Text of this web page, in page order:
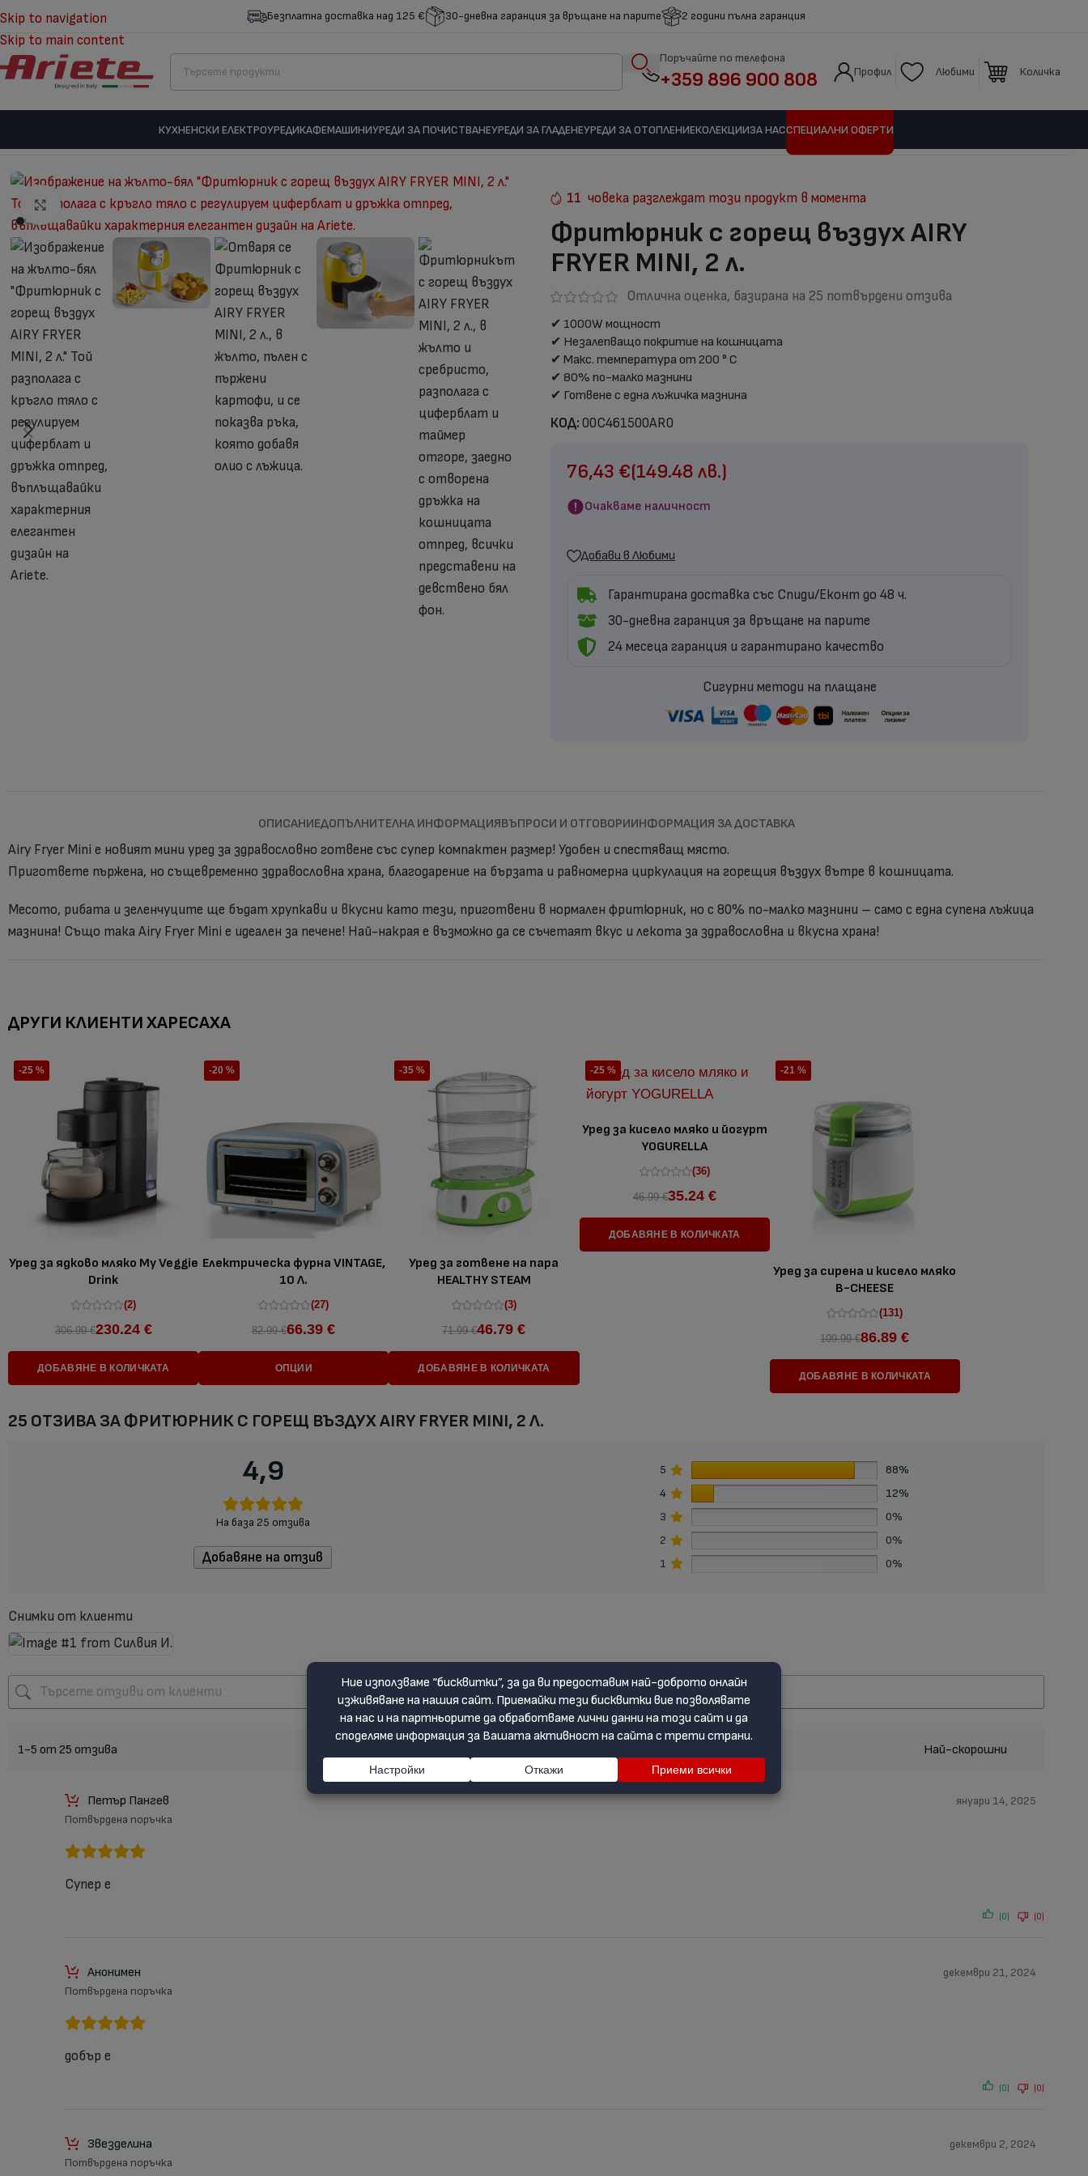
Skip to navigation
Skip to main content
Безплатна доставка над 125 € 30-дневна гаранция за връщане на парите 2 години пълна гаранция
Поръчайте по телефона
+359 896 900 808 Профил Любими Количка
КУХНЕНСКИ ЕЛЕКТРОУРЕДИКАФЕМАШИНИУРЕДИ ЗА ПОЧИСТВАНЕУРЕДИ ЗА ГЛАДЕНЕУРЕДИ ЗА ОТОПЛЕНИЕКОЛЕКЦИИЗА НАССПЕЦИАЛНИ ОФЕРТИ
Кухненски електроуреди/Еър фрайър/Фритюрник с горещ въздух AIRY FRYER MINI, 2 л.
Отвори на голям екран 11 човека разглеждат този продукт в момента
Фритюрник с горещ въздух AIRY
FRYER MINI, 2 л.
Отлична оценка, базирана на 25 потвърдени отзива
✔ 1000W мощност
✔ Незалепващо покритие на кошницата
✔ Макс. температура от 200 ° С
✔ 80% по-малко мазнини
✔ Готвене с една лъжичка мазнина
КОД: 00C461500AR0
76,43 €(149.48 лв.)
Очакваме наличност
Добави в Любими
Гарантирана доставка със Спиди/Еконт до 48 ч.
30-дневна гаранция за връщане на парите
24 месеца гаранция и гарантирано качество
Сигурни методи на плащане
ОПИСАНИЕДОПЪЛНИТЕЛНА ИНФОРМАЦИЯВЪПРОСИ И ОТГОВОРИИНФОРМАЦИЯ ЗА ДОСТАВКА
Airy Fryer Mini е новият мини уред за здравословно готвене със супер компактен размер! Удобен и спестяващ място.
Пригответе пържена, но същевременно здравословна храна, благодарение на бързата и равномерна циркулация на горещия въздух вътре в кошницата.
Месото, рибата и зеленчуците ще бъдат хрупкави и вкусни като тези, приготвени в нормален фритюрник, но с 80% по-малко мазнини – само с една супена лъжица
мазнина! Също така Airy Fryer Mini е идеален за печене! Най-накрая е възможно да се съчетаят вкус и лекота за здравословна и вкусна храна!
ДРУГИ КЛИЕНТИ ХАРЕСАХА
-25 %
Уред за ядково мляко My Veggie
Drink
(2)
306.99 €230.24 €
ДОБАВЯНЕ В КОЛИЧКАТА
-20 %
Електрическа фурна VINTAGE,
10 Л.
(27)
82.99 €66.39 €
ОПЦИИ
-35 %
Уред за готвене на пара
HEALTHY STEAM
(3)
71.99 €46.79 €
ДОБАВЯНЕ В КОЛИЧКАТА
-25 %
Уред за кисело мляко и йогурт
YOGURELLA
(36)
46.99 €35.24 €
ДОБАВЯНЕ В КОЛИЧКАТА
-21 %
Уред за сирена и кисело мляко
B-CHEESE
(131)
109.99 €86.89 €
ДОБАВЯНЕ В КОЛИЧКАТА
25 ОТЗИВА ЗАФРИТЮРНИК С ГОРЕЩ ВЪЗДУХ AIRY FRYER MINI, 2 Л.
4,9
На база 25 отзива
Добавяне на отзив
5
88%
4
12%
3
0%
2
0%
1
0%
Снимки от клиенти
1-5 от 25 отзива
Петър Пангев
Потвърдена поръчка
януари 14, 2025
Супер е
(0) (0)
Анонимен
Потвърдена поръчка
декември 21, 2024
добър е
(0) (0)
Звезделина
Потвърдена поръчка
декември 2, 2024